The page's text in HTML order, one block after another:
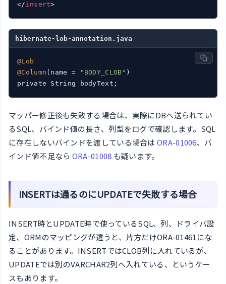
</ insert>
hibernate-lob-annotation.java
@Lob
@Column (name = "BODY_CLOB" )
private String bodyText;
マッパー修正後も失敗する場合は、実際にDBへ送られてい
るSQL、バインド値の長さ、列型をログで確認します。SQL
に存在しないバインドを渡している場合は ORA-01006、バ
インド値不足なら ORA-01008 も疑います。
INSERTは通るのにUPDATEで失敗する場合
INSERT時とUPDATE時で使っているSQL、列、ドライバ設
定、ORMのマッピングが違うと、片方だけORA-01461にな
ることがあります。INSERTではCLOB列に入れているが、
UPDATEでは別のVARCHAR2列へ入れている、というケー
スもあります。